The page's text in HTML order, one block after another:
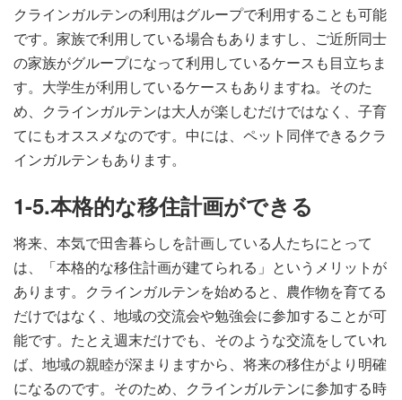
クラインガルテンの利用はグループで利用することも可能
です。家族で利用している場合もありますし、ご近所同士
の家族がグループになって利用しているケースも目立ちま
す。大学生が利用しているケースもありますね。そのた
め、クラインガルテンは大人が楽しむだけではなく、子育
てにもオススメなのです。中には、ペット同伴できるクラ
インガルテンもあります。
1-5.本格的な移住計画ができる
将来、本気で田舎暮らしを計画している人たちにとって
は、「本格的な移住計画が建てられる」というメリットが
あります。クラインガルテンを始めると、農作物を育てる
だけではなく、地域の交流会や勉強会に参加することが可
能です。たとえ週末だけでも、そのような交流をしていれ
ば、地域の親睦が深まりますから、将来の移住がより明確
になるのです。そのため、クラインガルテンに参加する時